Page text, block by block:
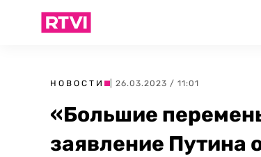
НОВОСТИ | 26.03.2023 / 11:01
«Большие
заявление Путина